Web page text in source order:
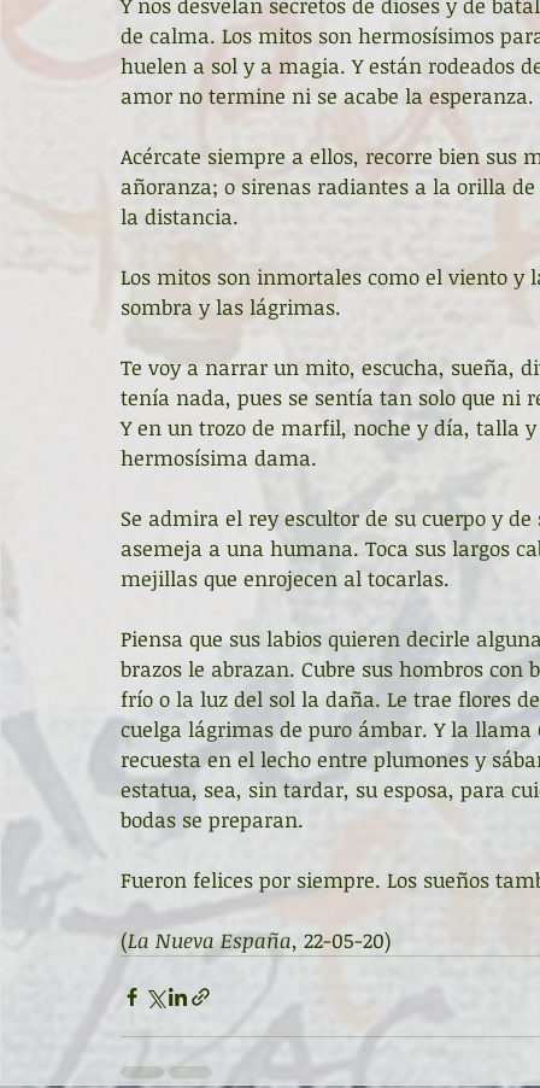
Día Mundial de la Poesía Galardones Recital
Entonces Vengo del norte Pequeños pasos
de calma. Los mitos son hermosísimos
huelen a sol y a magia. Y están rodeados
amor no termine ni se acabe la esperanza.
Acércate siempre a ellos, recorre bien sus
añoranza; o sirenas radiantes a la orilla
la distancia.
Los mitos son inmortales como el viento
sombra y las lágrimas.
Te voy a narrar un mito, escucha, sueña,
tenía nada, pues se sentía tan solo que ni
Y en un trozo de marfil, noche y día, talla
hermosísima dama.
Se admira el rey escultor de su cuerpo y
asemeja a una humana. Toca sus largos
mejillas que enrojecen al tocarlas.
Piensa que sus labios quieren decirle
brazos le abrazan. Cubre sus hombros
frío o la luz del sol la daña. Le trae flores
cuelga lágrimas de puro ámbar. Y la
recuesta en el lecho entre plumones y
estatua, sea, sin tardar, su esposa, para
bodas se preparan.
Fueron felices por siempre. Los sueños
(La Nueva España, 22-05-20)